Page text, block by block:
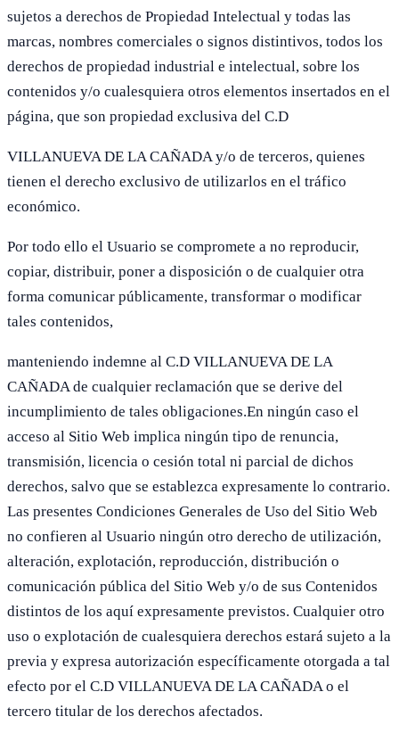
sujetos a derechos de Propiedad Intelectual y todas las
marcas, nombres comerciales o signos distintivos, todos los
derechos de propiedad industrial e intelectual, sobre los
contenidos y/o cualesquiera otros elementos insertados en el
página, que son propiedad exclusiva del C.D
VILLANUEVA DE LA CAÑADA y/o de terceros, quienes
tienen el derecho exclusivo de utilizarlos en el tráfico
económico.
Por todo ello el Usuario se compromete a no reproducir,
copiar, distribuir, poner a disposición o de cualquier otra
forma comunicar públicamente, transformar o modificar
tales contenidos,
manteniendo indemne al C.D VILLANUEVA DE LA
CAÑADA de cualquier reclamación que se derive del
incumplimiento de tales obligaciones.En ningún caso el
acceso al Sitio Web implica ningún tipo de renuncia,
transmisión, licencia o cesión total ni parcial de dichos
derechos, salvo que se establezca expresamente lo contrario.
Las presentes Condiciones Generales de Uso del Sitio Web
no confieren al Usuario ningún otro derecho de utilización,
alteración, explotación, reproducción, distribución o
comunicación pública del Sitio Web y/o de sus Contenidos
distintos de los aquí expresamente previstos. Cualquier otro
uso o explotación de cualesquiera derechos estará sujeto a la
previa y expresa autorización específicamente otorgada a tal
efecto por el C.D VILLANUEVA DE LA CAÑADA o el
tercero titular de los derechos afectados.